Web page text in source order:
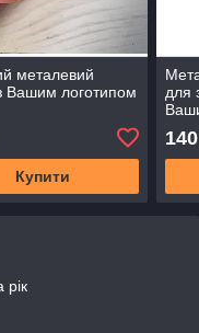
металевий
Вашим логотипом
Купити
для
140
рік